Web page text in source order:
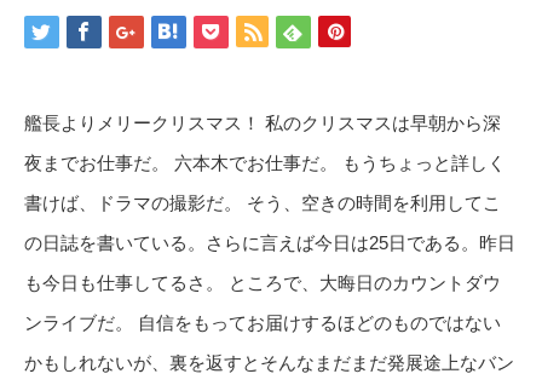
艦長よりメリークリスマス！ 私のクリスマスは早朝から深
夜までお仕事だ。 六本木でお仕事だ。 もうちょっと詳しく
書けば、ドラマの撮影だ。 そう、空きの時間を利用してこ
の日誌を書いている。さらに言えば今日は25日である。昨日
も今日も仕事してるさ。 ところで、大晦日のカウントダウ
ンライブだ。 自信をもってお届けするほどのものではない
かもしれないが、裏を返すとそんなまだまだ発展途上なバン